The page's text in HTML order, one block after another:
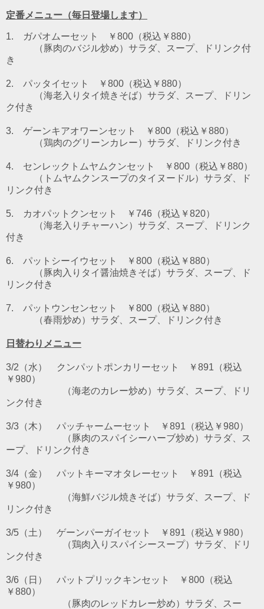
定番メニュー（毎日登場します）
1. ガパオムーセット ￥800（税込￥880）
（豚肉のバジル炒め） サラダ、スープ、ドリンク付
き
2. パッタイセット ￥800（税込￥880）
（海老入りタイ焼きそば） サラダ、スープ、ドリン
ク付き
3. ゲーンキアオワーンセット ￥800（税込￥880）
（鶏肉のグリーンカレー） サラダ、ドリンク付き
4. センレックトムヤムクンセット ￥800（税込￥880）
（トムヤムクンスープのタイヌードル） サラダ、ド
リンク付き
5. カオパットクンセット ￥746（税込￥820）
（海老入りチャーハン）サラダ、スープ、ドリンク
付き
6. パットシーイウセット
￥800（税込￥880）
（豚肉入りタイ醤油焼きそば）サラダ、スープ、ド
リンク付き
7. パットウンセンセット
￥800（税込￥880）
（春雨炒め）サラダ、スープ、ドリンク付き
日替わりメニュー
3/2（水） クンパットポンカリーセット ￥891（税込
￥980）
（海老のカレー炒め）サラダ、スープ、ドリ
ンク付き
3/3（木） パッチャームーセット ￥891（税込￥980）
（豚肉のスパイシーハーブ炒め）サラダ、ス
ープ、ドリンク付き
3/4（金） パットキーマオタレーセット ￥891（税込
￥980）
（海鮮バジル焼きそば）サラダ、スープ、ド
リンク付き
3/5（土） ゲーンパーガイセット ￥891（税込￥980）
（鶏肉入りスパイシースープ）サラダ、ドリ
ンク付き
3/6（日） パットプリックキンセット ￥800（税込
￥880）
（豚肉のレッドカレー炒め）サラダ、スー